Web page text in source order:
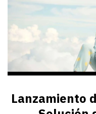
Lanzamiento